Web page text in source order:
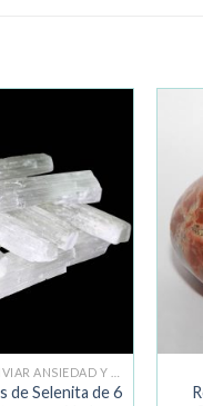
lista de
deseos
de Selenita de 6